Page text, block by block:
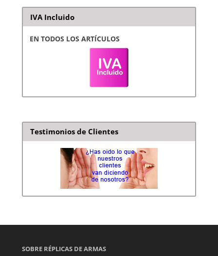
IVA Incluido
EN TODOS LOS ARTÍCULOS
Testimonios de Clientes
SOBRE RÉPLICAS DE ARMAS